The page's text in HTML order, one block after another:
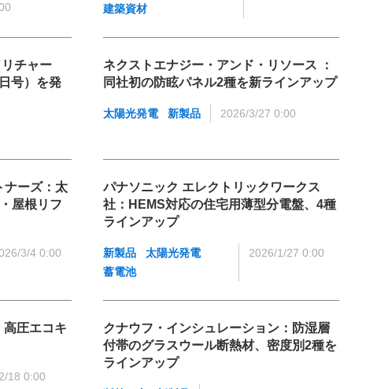
建築資材
チャー
号）を発
ネクストエナジー・アンド・リソース ：
同社初の防眩パネル2種を新ラインアップ
太陽光発電 新製品 2026/3/27 0:00
ナーズ：太
屋根リフ
3/4 0:00
パナソニック エレクトリックワークス
社：HEMS対応の住宅用薄型分電盤、4種
ラインアップ
新製品
太陽光発電
蓄電池
2026/1/27 0:00
高圧エコキ
18 0:00
クナウフ・インシュレーション：防湿層
付帯のグラスウール断熱材、密度別2種を
ラインアップ